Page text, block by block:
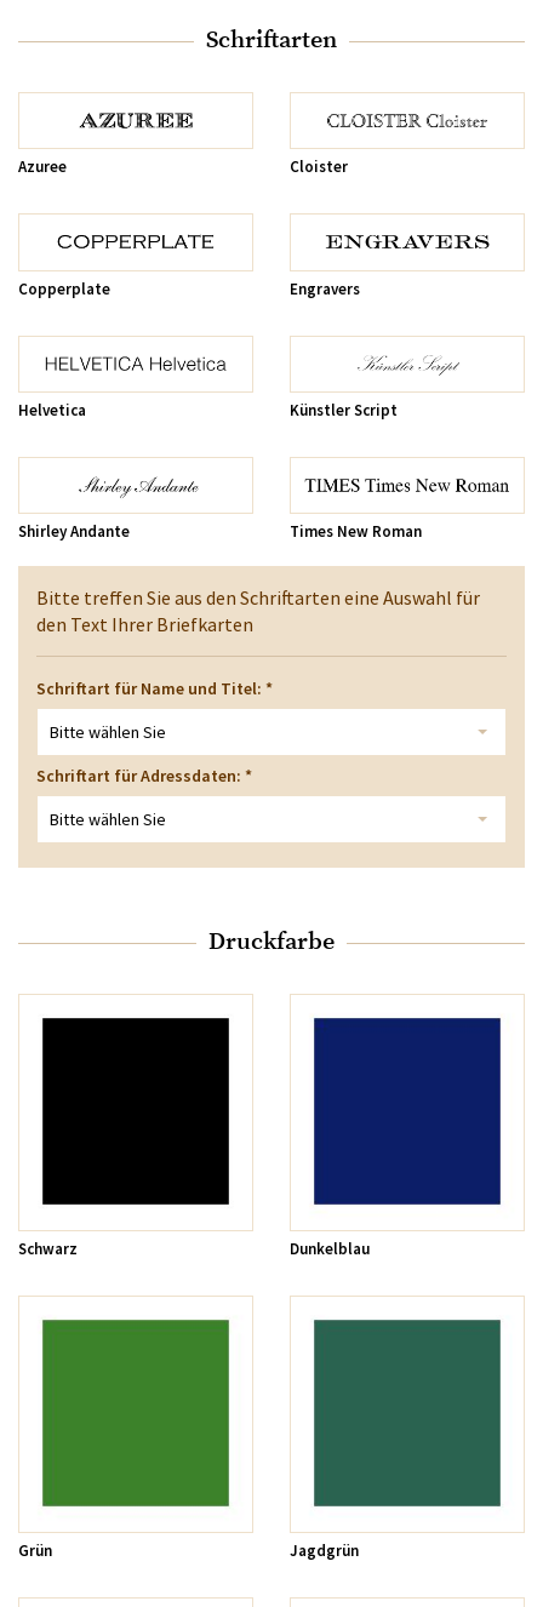
Schriftarten
Azuree Cloister
Copperplate Engravers
Helvetica Künstler Script
Shirley Andante Times New Roman
Bitte treffen Sie aus den Schriftarten eine Auswahl für
den Text Ihrer Briefkarten
Schriftart für Name und Titel: *
Bitte wählen Sie
Schriftart für Adressdaten: *
Bitte wählen Sie
Druckfarbe
Schwarz Dunkelblau
Grün Jagdgrün